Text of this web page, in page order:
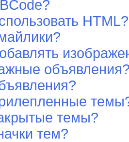
HTML?
темы?
тем?